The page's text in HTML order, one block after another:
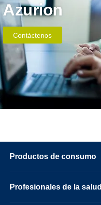
Azurion
Contáctenos
Productos de consumo
Profesionales de la salud